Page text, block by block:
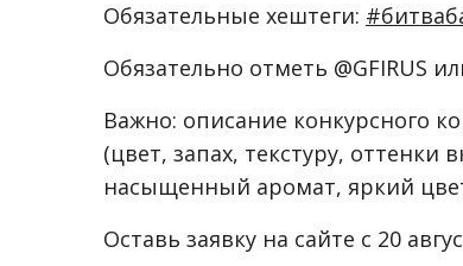
Обязательные хештеги:
Обязательно отметь @GFIRUS
Важно: описание конкурсного
(цвет, запах, текстуру, оттенки
насыщенный аромат, яркий
Оставь заявку на сайте с 20